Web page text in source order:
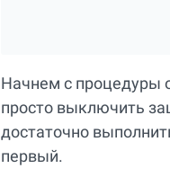
Начнем с процедуры
просто выключить
достаточно
первый.